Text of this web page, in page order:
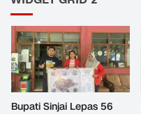
Bupati Sinjai Lepas 56